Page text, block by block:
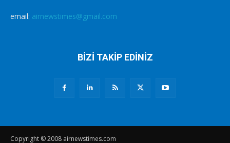
email: airnewstimes@gmail.com
BİZİ TAKİP EDİNİZ
Copyright © 2008 airnewstimes.com